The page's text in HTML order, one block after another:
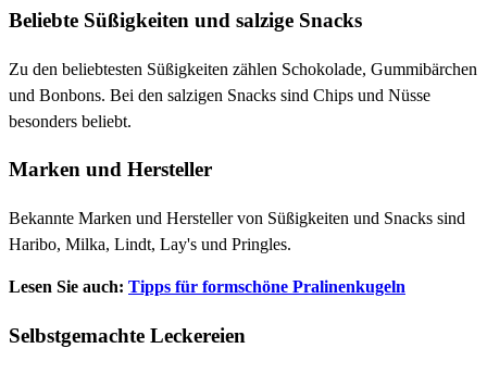
Beliebte Süßigkeiten und salzige Snacks
Zu den beliebtesten Süßigkeiten zählen Schokolade, Gummibärchen
und Bonbons. Bei den salzigen Snacks sind Chips und Nüsse
besonders beliebt.
Marken und Hersteller
Bekannte Marken und Hersteller von Süßigkeiten und Snacks sind
Haribo, Milka, Lindt, Lay's und Pringles.
Lesen Sie auch: Tipps für formschöne Pralinenkugeln
Selbstgemachte Leckereien